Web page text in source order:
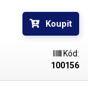
smrštitelné
Koupit
Kód:
100156